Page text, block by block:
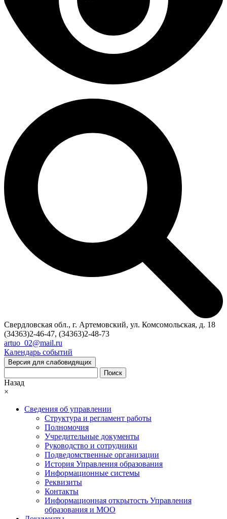
Свердловская обл., г. Артемовский, ул. Комсомольская, д. 18
(34363)2-46-47, (34363)2-48-73
artuo_02@mail.ru
Календарь событий
Версия для слабовидящих
Поиск
Назад
×
Сведения об управлении
Структура и регламент работы
Полномочия
Учредительные документы
Руководство и сотрудники
Подведомственные организации
История Управления образования
Информационные системы
Реквизиты
Контакты
Информационная открытость Управления
образования и МОО